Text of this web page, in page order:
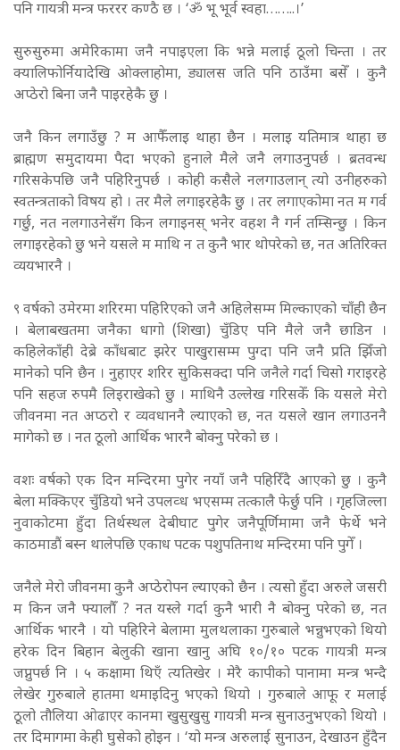
पनि गायत्री मन्त्र फररर कण्ठै छ । ‘ॐ भू भूर्व स्वहा……..।’
सुरुसुरुमा अमेरिकामा जनै नपाइएला कि भन्ने मलाई ठूलो चिन्ता । तर
क्यालिफोर्नियादेखि ओक्लाहोमा, ड्यालस जति पनि ठाउँमा बसेँ । कुनै
अप्ठेरो बिना जनै पाइरहेकै छु ।
जनै किन लगाउँछु ? म आफैँलाइ थाहा छैन । मलाइ यतिमात्र थाहा छ
ब्राह्मण समुदायमा पैदा भएको हुनाले मैले जनै लगाउनुपर्छ । ब्रतवन्ध
गरिसकेपछि जनै पहिरिनुपर्छ । कोही कसैले नलगाउलान् त्यो उनीहरुको
स्वतन्त्रताको विषय हो । तर मैले लगाइरहेकै छु । तर लगाएकोमा नत म गर्व
गर्छु, नत नलगाउनेसँग किन लगाइनस् भनेर वहश नै गर्न तम्सिन्छु । किन
लगाइरहेको छु भने यसले म माथि न त कुनै भार थोपरेको छ, नत अतिरिक्त
व्ययभारनै ।
९ वर्षको उमेरमा शरिरमा पहिरिएको जनै अहिलेसम्म मिल्काएको चाँही छैन
। बेलाबखतमा जनैका धागो (शिखा) चुँडिए पनि मैले जनै छाडिन ।
कहिलेकाँही देब्रे काँधबाट झरेर पाखुरासम्म पुग्दा पनि जनै प्रति झिँजो
मानेको पनि छैन । नुहाएर शरिर सुकिसक्दा पनि जनैले गर्दा चिसो गराइरहे
पनि सहज रुपमै लिइराखेको छु । माथिनै उल्लेख गरिसकेँ कि यसले मेरो
जीवनमा नत अप्ठरो र व्यवधाननै ल्याएको छ, नत यसले खान लगाउननै
मागेको छ । नत ठूलो आर्थिक भारनै बोक्नु परेको छ ।
वशः वर्षको एक दिन मन्दिरमा पुगेर नयाँ जनै पहिरिँदै आएको छु । कुनै
बेला मक्किएर चुँडियो भने उपलव्ध भएसम्म तत्कालै फेर्छु पनि । गृहजिल्ला
नुवाकोटमा हुँदा तिर्थस्थल देबीघाट पुगेर जनैपूर्णिमामा जनै फेर्थे भने
काठमाडौं बस्न थालेपछि एकाध पटक पशुपतिनाथ मन्दिरमा पनि पुगेँ ।
जनैले मेरो जीवनमा कुनै अप्ठेरोपन ल्याएको छैन । त्यसो हुँदा अरुले जसरी
म किन जनै फ्यालौँ ? नत यस्ले गर्दा कुनै भारी नै बोक्नु परेको छ, नत
आर्थिक भारनै । यो पहिरिने बेलामा मुलथलाका गुरुबाले भन्नुभएको थियो
हरेक दिन बिहान बेलुकी खाना खानु अघि १०/१० पटक गायत्री मन्त्र
जप्नुपर्छ नि । ५ कक्षामा थिएँ त्यतिखेर । मेरै कापीको पानामा मन्त्र भन्दै
लेखेर गुरुबाले हातमा थमाइदिनु भएको थियो । गुरुबाले आफू र मलाई
ठूलो तौलिया ओढाएर कानमा खुसुखुसु गायत्री मन्त्र सुनाउनुभएको थियो ।
तर दिमागमा केही घुसेको होइन । ‘यो मन्त्र अरुलाई सुनाउन, देखाउन हुँदैन